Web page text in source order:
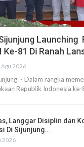
Launching
Ke-81 Di Ranah
Agu 2026
- Dalam rangka
Republik Indonesia
Langgar Disiplin dan
Di Sijunjung…
2026